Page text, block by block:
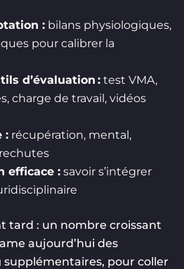
: bilans physiologiques,
pour calibrer la
d’évaluation : test VMA,
charge de travail, vidéos
: récupération, mental,
efficace : savoir s’intégrer
tard : un nombre croissant
aujourd’hui des
pour coller